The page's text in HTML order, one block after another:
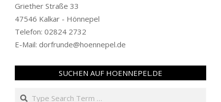
Griether Straße 33
47546 Kalkar - Hönnepel
Telefon: 02824 2732
E-Mail: dorfrunde@hoennepel.de
SUCHEN AUF HOENNEPEL.DE
Search